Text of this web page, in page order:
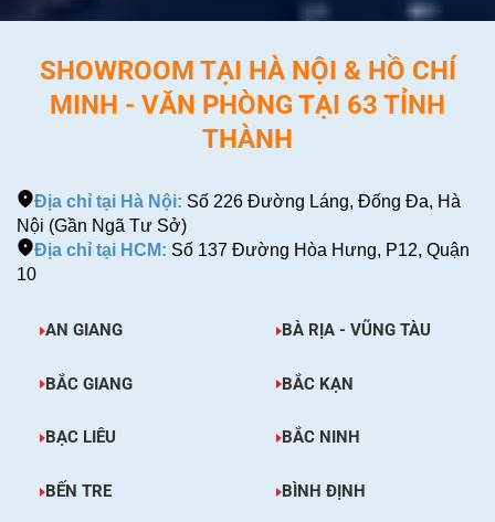
SHOWROOM TẠI HÀ NỘI & HỒ CHÍ
MINH - VĂN PHÒNG TẠI 63 TỈNH
THÀNH
Địa chỉ tại Hà Nội: Số 226 Đường Láng, Đống Đa, Hà
Nội (Gần Ngã Tư Sở)
Địa chỉ tại HCM: Số 137 Đường Hòa Hưng, P12, Quận
10
AN GIANG BÀ RỊA - VŨNG TÀU
BẮC GIANG BẮC KẠN
BẠC LIÊU BẮC NINH
BẾN TRE BÌNH ĐỊNH